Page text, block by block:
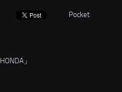
Pocket
HONDA 」